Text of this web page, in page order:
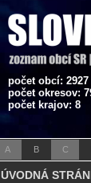
počet obcí: 2927
počet okresov:
počet krajov: 8
A B C
ÚVODNÁ